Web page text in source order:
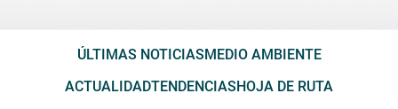
ÚLTIMAS NOTICIAS MEDIO AMBIENTE
ACTUALIDADTENDENCIAS HOJA DE RUTA